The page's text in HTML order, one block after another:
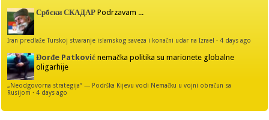
Србски СКАДАР Podrzavam ...
Iran predlaže Turskoj stvaranje islamskog saveza i konačni udar na Izrael ·4 days ago
Đorđe Patković nemačka politika su marionete globalne
oligarhije
„Neodgovorna strategija“ — Podrška Kijevu vodi Nemačku u vojni obračun sa
Rusijom ·4 days ago